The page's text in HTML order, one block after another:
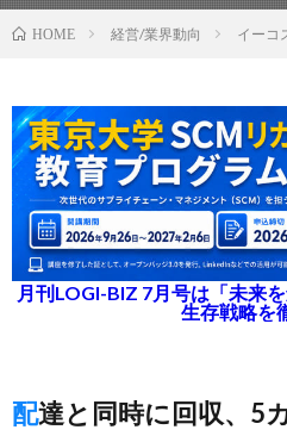
HOME 経営/業界動向 イーコ
月刊LOGI-BIZ 7月号は「未来
生存戦略を
配達と同時に回収、